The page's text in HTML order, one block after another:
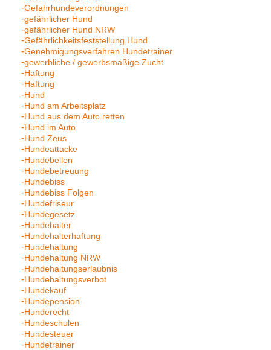
Gefahrhundeverordnungen
gefährlicher Hund
gefährlicher Hund NRW
Gefährlichkeitsfeststellung Hund
Genehmigungsverfahren Hundetrainer
gewerbliche / gewerbsmäßige Zucht
Haftung
Haftung
Hund
Hund am Arbeitsplatz
Hund aus dem Auto retten
Hund im Auto
Hund Zeus
Hundeattacke
Hundebellen
Hundebetreuung
Hundebiss
Hundebiss Folgen
Hundefriseur
Hundegesetz
Hundehalter
Hundehalterhaftung
Hundehaltung
Hundehaltung NRW
Hundehaltungserlaubnis
Hundehaltungsverbot
Hundekauf
Hundepension
Hunderecht
Hundeschulen
Hundesteuer
Hundetrainer